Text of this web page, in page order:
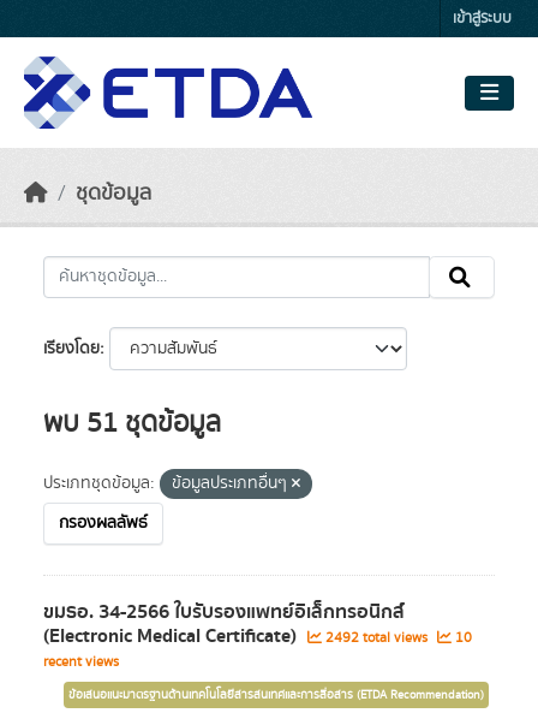
เข้าสู่ระบบ
ชุดข้อมูล
เรียงโดย
พบ 51 ชุดข้อมูล
ประเภทชุดข้อมูล:
ข้อมูลประเภทอื่นๆ
กรองผลลัพธ์
ขมธอ. 34-2566 ใบรับรองแพทย์อิเล็กทรอนิกส์
(Electronic Medical Certificate) 2492 total views
10
recent views
ข้อเสนอแนะมาตรฐานด้านเทคโนโลยีสารสนเทศและการสื่อสาร (ETDA Recommendation)